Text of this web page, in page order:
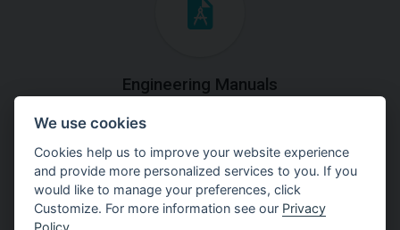
Engineering Manuals
Step by steps guides on how
to solve a specific tasks.
We use cookies
Cookies help us to improve your website experience
and provide more personalized services to you. If you
would like to manage your preferences, click
Customize. For more information see our Privacy
Policy